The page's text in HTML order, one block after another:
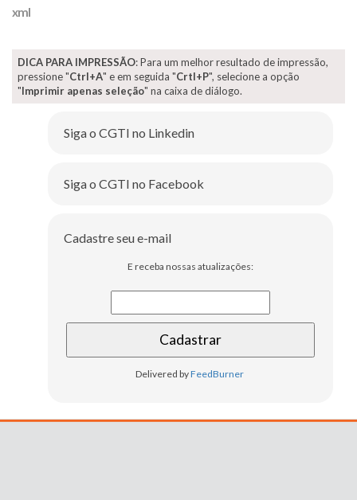
xml
DICA PARA IMPRESSÃO: Para um melhor resultado de impressão,
pressione "Ctrl+A" e em seguida "Crtl+P", selecione a opção
"Imprimir apenas seleção" na caixa de diálogo.
Siga o CGTI no Linkedin
Siga o CGTI no Facebook
Cadastre seu e-mail
E receba nossas atualizações:
Delivered byFeedBurner